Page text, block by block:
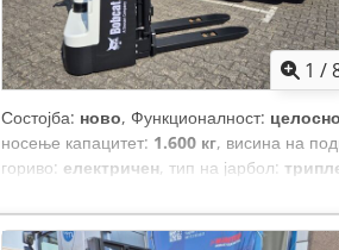
1 /
Состојба: ново, Функционалност:
носење капацитет: 1.600 кг, висина на
гориво: електричен, тип на јарбол: